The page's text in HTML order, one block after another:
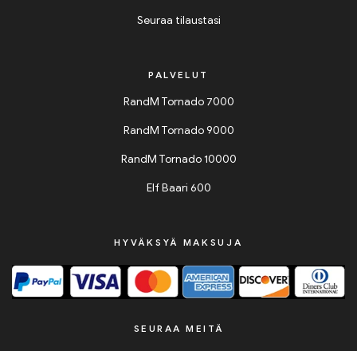
Seuraa tilaustasi
PALVELUT
RandM Tornado 7000
RandM Tornado 9000
RandM Tornado 10000
Elf Baari 600
HYVÄKSYÄ MAKSUJA
SEURAA MEITÄ